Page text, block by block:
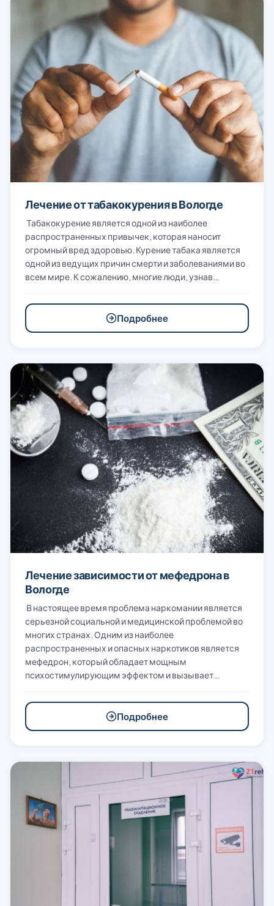
Лечение от табакокурения в Вологде
Табакокурение является одной из наиболее
распространенных привычек, которая наносит
огромный вред здоровью. Курение табака является
одной из ведущих причин смерти и заболеваниями во
всем мире. К сожалению, многие люди, узнав…
Подробнее
Лечение зависимости от мефедрона в
Вологде
В настоящее время проблема наркомании является
серьезной социальной и медицинской проблемой во
многих странах. Одним из наиболее
распространенных и опасных наркотиков является
мефедрон, который обладает мощным
психостимулирующим эффектом и вызывает…
Подробнее